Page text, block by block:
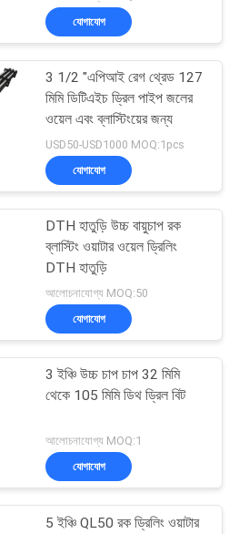
যোগাযোগ
3 1/2 "এপিআই রেগ থ্রেড 127
মিমি ডিটিএইচ ড্রিল পাইপ জলের
ওয়েল এবং ব্লাস্টিংয়ের জন্য
USD50-USD1000 MOQ:1pcs
যোগাযোগ
DTH হাতুড়ি উচ্চ বায়ুচাপ রক
ব্লাস্টিং ওয়াটার ওয়েল ড্রিলিং
DTH হাতুড়ি
আলোচনাযোগ্য MOQ:50
যোগাযোগ
3 ইঞ্চি উচ্চ চাপ চাপ 32 মিমি
থেকে 105 মিমি ডিথ ড্রিল বিট
আলোচনাযোগ্য MOQ:1
যোগাযোগ
5 ইঞ্চি QL50 রক ড্রিলিং ওয়াটার